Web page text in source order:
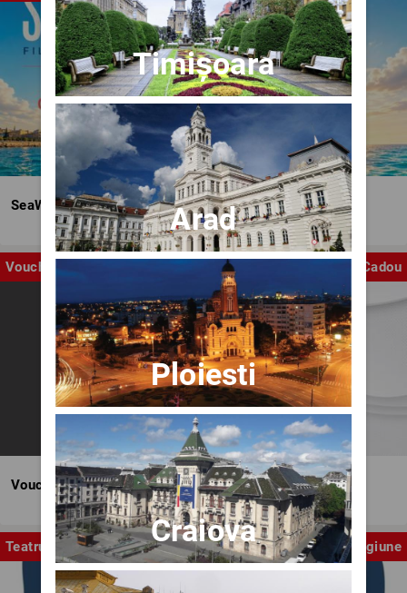
SeaWave Film & Arts Festival editia IV
Voucher Cadou
Voucher BILET.ro
Teatrul Mic Stagiune
Timișoara
Arad
Ploiesti
Craiova